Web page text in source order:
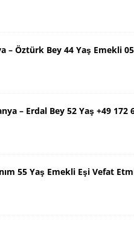
– Öztürk Bey 44 Yaş Emekli
– Erdal Bey 52 Yaş +49 172
55 Yaş Emekli Eşi Vefat